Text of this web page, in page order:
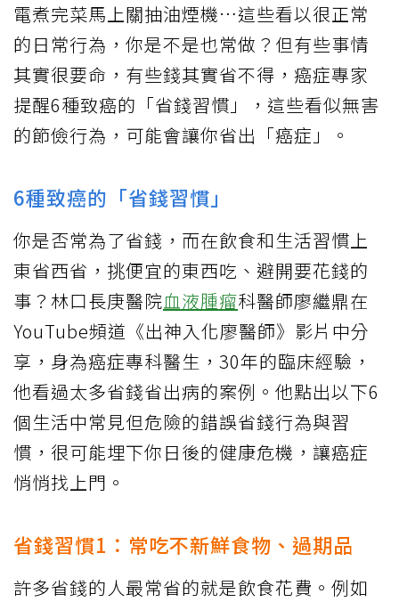
電煮完菜馬上關抽油煙機…這些看以很正常
的日常行為，你是不是也常做？但有些事情
其實很要命，有些錢其實省不得，癌症專家
提醒6種致癌的「省錢習慣」，這些看似無害
的節儉行為，可能會讓你省出「癌症」。
6種致癌的「省錢習慣」
你是否常為了省錢，而在飲食和生活習慣上
東省西省，挑便宜的東西吃、避開要花錢的
事？林口長庚醫院血液腫瘤科醫師廖繼鼎在
YouTube頻道《出神入化廖醫師》影片中分
享，身為癌症專科醫生，30年的臨床經驗，
他看過太多省錢省出病的案例。他點出以下6
個生活中常見但危險的錯誤省錢行為與習
慣，很可能埋下你日後的健康危機，讓癌症
悄悄找上門。
省錢習慣1：常吃不新鮮食物、過期品
許多省錢的人最常省的就是飲食花費。例如